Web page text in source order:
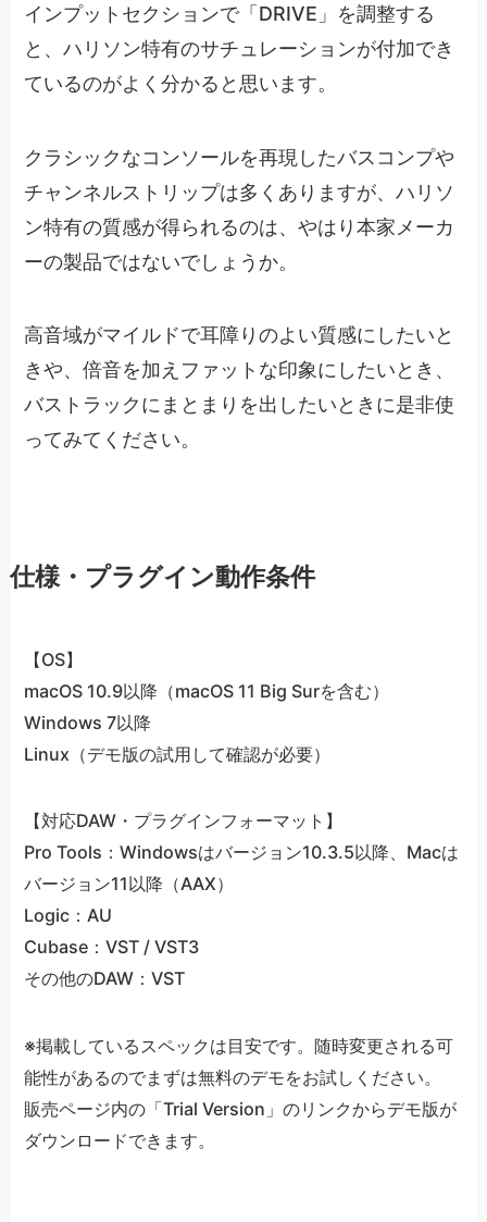
インプットセクションで「DRIVE」を調整する
と、ハリソン特有のサチュレーションが付加でき
ているのがよく分かると思います。
クラシックなコンソールを再現したバスコンプや
チャンネルストリップは多くありますが、ハリソ
ン特有の質感が得られるのは、やはり本家メーカ
ーの製品ではないでしょうか。
高音域がマイルドで耳障りのよい質感にしたいと
きや、倍音を加えファットな印象にしたいとき、
バストラックにまとまりを出したいときに是非使
ってみてください。
仕様・プラグイン動作条件
【OS】
macOS 10.9以降（macOS 11 Big Surを含む）
Windows 7以降
Linux（デモ版の試用して確認が必要）
【対応DAW・プラグインフォーマット】
Pro Tools：Windowsはバージョン10.3.5以降、Macは
バージョン11以降（AAX）
Logic：AU
Cubase：VST / VST3
その他のDAW：VST
※掲載しているスペックは目安です。随時変更される可
能性があるのでまずは無料のデモをお試しください。
販売ページ内の「Trial Version」のリンクからデモ版が
ダウンロードできます。